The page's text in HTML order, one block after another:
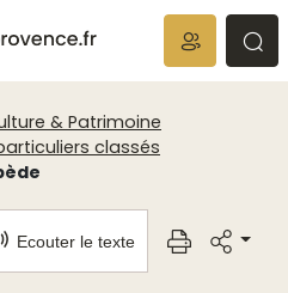
& Patrimoine
classés
Ecouter le texte